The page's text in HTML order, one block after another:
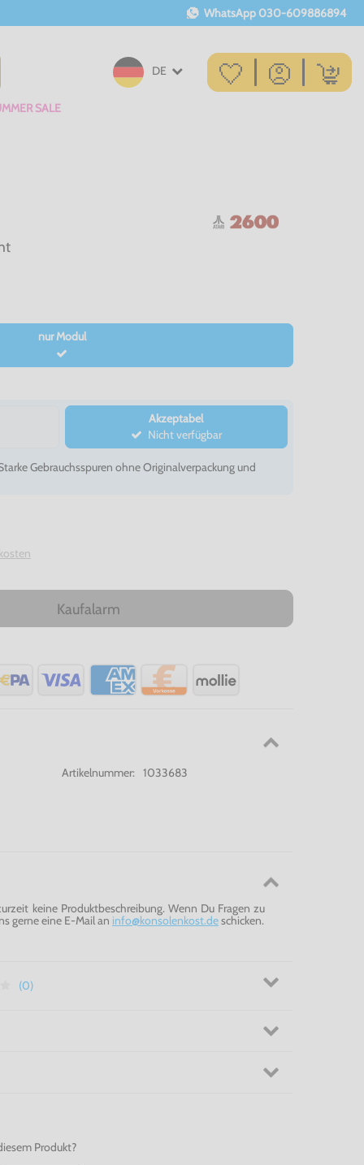
WhatsApp 030-609886894
DE
SALE
nur Modul
Akzeptabel
Nicht verfügbar
Gebrauchsspuren ohne Originalverpackung und
Kaufalarm
Artikelnummer:
1033683
keine Produktbeschreibung. Wenn Du Fragen zu
gerne eine E-Mail an info@konsolenkost.deschicken.
(0)
Produkt?